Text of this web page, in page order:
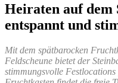
Heiraten auf dem
entspannt und
Mit dem spätbarocken
Feldscheune bietet der
stimmungsvolle